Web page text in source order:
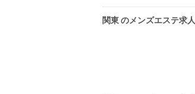
関東 のメンズエステ求人